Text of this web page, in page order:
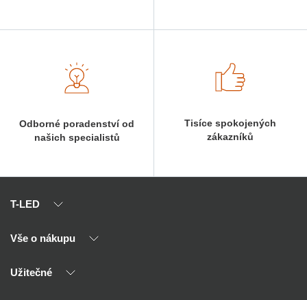
Odborné poradenství od
našich specialistů
Tisíce spokojených
zákazníků
T-LED
O nás
Kontakty
Vše o nákupu
Výhody T-LED
Užitečné